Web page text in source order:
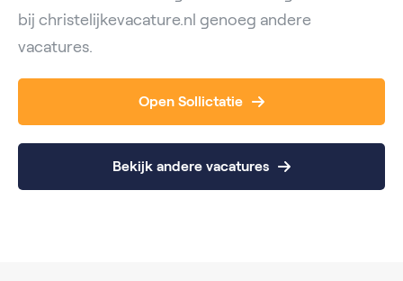
bij christelijkevacature.nl genoeg andere
vacatures.
Open Sollictatie
Bekijk andere vacatures